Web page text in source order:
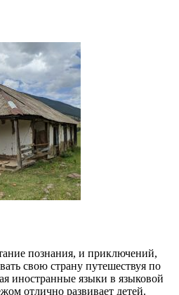
познания, и приключений,
свою страну путешествуя по
иностранные языки в языковой
отлично развивает детей.